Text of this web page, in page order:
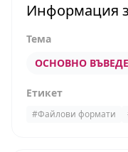
Информация
Тема
ОСНОВНО
Етикет
#Файлови формати